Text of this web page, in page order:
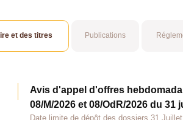
et des titres Publications
Avis d'appel d'offres
08/M/2026 et 08/OdR/2026 du 31
Date limite de dépôt des dossiers 31